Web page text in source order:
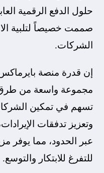
حلول الدفع الرقمية
صممت خصيصاً لتلبية
الشركات.
إن قدرة منصة
مجموعة واسعة من طرق
تسهم في تمكين
وتعزيز تدفقات
عبر الحدود، مما يوفر
للتفرغ للابتكار والتوسع.